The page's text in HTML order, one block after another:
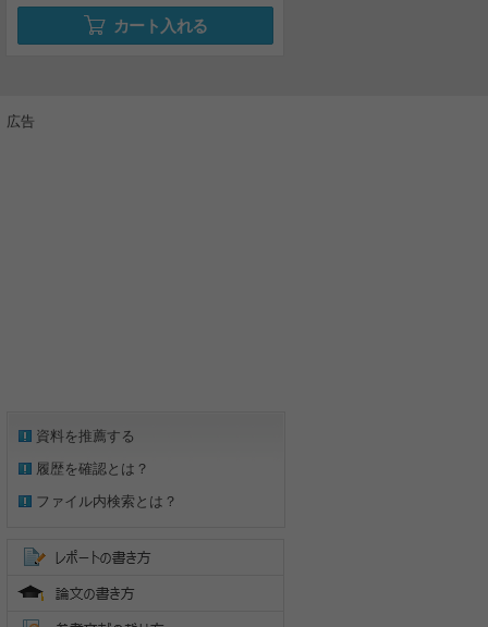
カート入れる
広告
資料を推薦する
履歴を確認とは？
ファイル内検索とは？